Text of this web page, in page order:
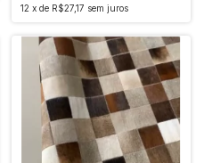
12 x de R$27,17 sem juros